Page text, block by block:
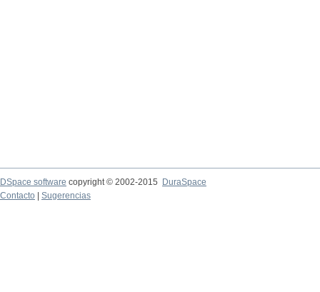
DSpace software copyright © 2002-2015
DuraSpace
Contacto
Sugerencias